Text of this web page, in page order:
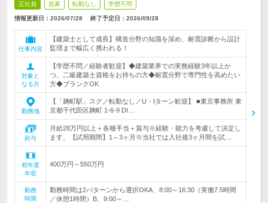
正社員 急募 転勤なし 学歴不問
情報更新日：2026/07/28 終了予定日： 2026/09/28
仕事内容
【建築士として成長】構造分野の知識を深め、耐震診断から設計
監理まで幅広く携われる！
対象と
なる方
【学歴不問／経験者歓迎】◆建築業界での実務経験3年以上か
つ、二級建築士資格をお持ちの方◆耐震分野で専門性を高めたい
方◆ブランクOK
勤務地
【「麹町駅」スグ／転勤なし／U・Iターン歓迎】 ■東京事務所 東
京都千代田区麹町 1-6-9 DI…
給与
月給28万円以上＋各種手当＋賞与※経験・能力を考慮して決定し
ます。【試用期間】1～3ヶ月※当社では入社後3ヶ月間を試…
初年度
年収
400万円～550万円
勤務
時間
勤務時間は2パターンから選択OKA、8:00～16:30（実働7.5時間
／休憩1時間）B、9:00～…